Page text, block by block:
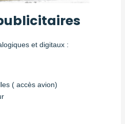
et digitaux :
( accès avion)